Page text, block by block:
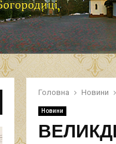
Головна Новини
Новини